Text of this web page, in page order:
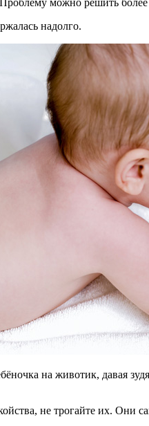
можно решить
надолго.
на животик, давая
не трогайте их. Они